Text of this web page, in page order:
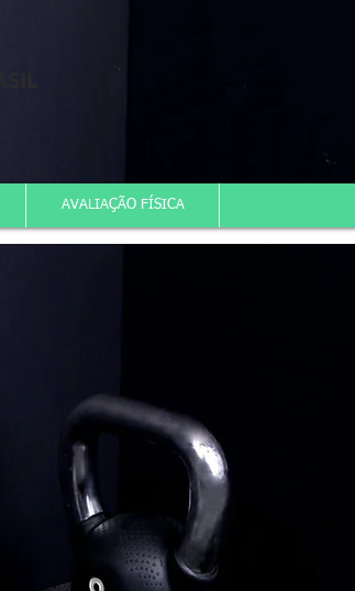
AVALIAÇÃO FÍSICA